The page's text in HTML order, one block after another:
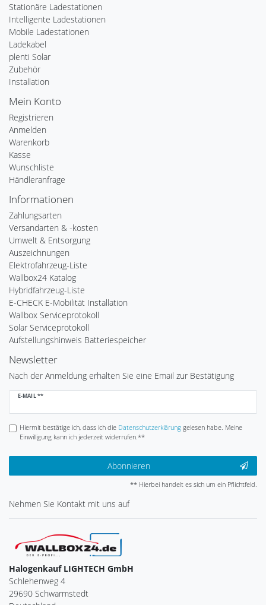
Stationäre Ladestationen
Intelligente Ladestationen
Mobile Ladestationen
Ladekabel
plenti Solar
Zubehör
Installation
Mein Konto
Registrieren
Anmelden
Warenkorb
Kasse
Wunschliste
Händleranfrage
Informationen
Zahlungsarten
Versandarten & -kosten
Umwelt & Entsorgung
Auszeichnungen
Elektrofahrzeug-Liste
Wallbox24 Katalog
Hybridfahrzeug-Liste
E-CHECK E-Mobilität Installation
Wallbox Serviceprotokoll
Solar Serviceprotokoll
Aufstellungshinweis Batteriespeicher
Newsletter
Nach der Anmeldung erhalten Sie eine Email zur Bestätigung
E-MAIL **
Newsletter
Hiermit bestätige ich, dass ich die Daten­schutz­erklärunggelesen habe. Meine
Einwilligung kann ich jederzeit widerrufen.**
Abonnieren
** Hierbei handelt es sich um ein Pflichtfeld.
Nehmen Sie Kontakt mit uns auf
Halogenkauf LIGHTECH GmbH
Schlehenweg 4
29690 Schwarmstedt